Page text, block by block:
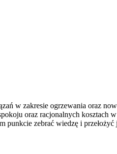
w zakresie ogrzewania oraz
oraz racjonalnych
punkcie zebrać wiedzę i